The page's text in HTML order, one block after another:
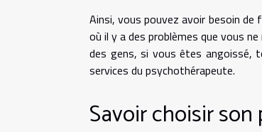
Ainsi, vous pouvez avoir besoin de
où il y a des problèmes que vous
des gens, si vous êtes angoissé,
services du psychothérapeute.
Savoir choisir